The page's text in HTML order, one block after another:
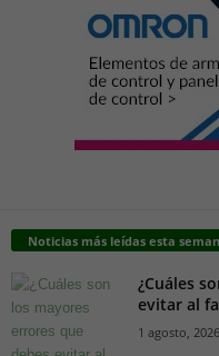
Noticias más leídas esta
¿Cuáles
evitar al
1 agosto, 2026